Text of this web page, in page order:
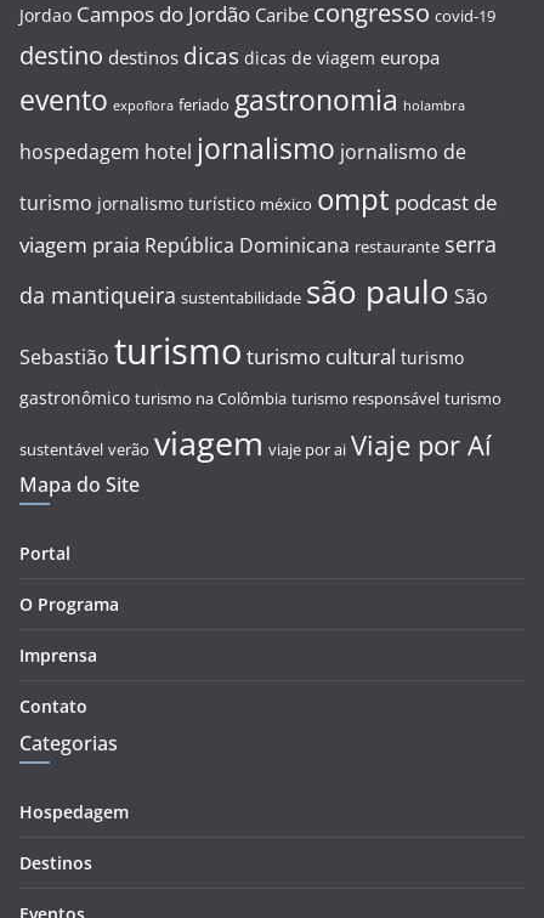
Jordao Campos do Jordão Caribe congresso covid-19
destino destinos dicas dicas de viagem europa
evento expoflora feriado gastronomia holambra
hospedagem hotel jornalismo jornalismo de
turismo jornalismo turístico méxico ompt podcast de
viagem praia República Dominicana restaurante serra
da mantiqueira sustentabilidade são paulo São
Sebastião turismo turismo cultural turismo
gastronômico turismo na Colômbia turismo responsável turismo
sustentável verão viagem viaje por ai Viaje por Aí
Mapa do Site
Portal
O Programa
Imprensa
Contato
Categorias
Hospedagem
Destinos